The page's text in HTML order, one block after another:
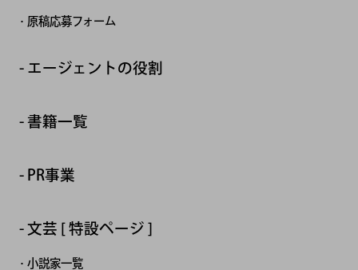
原稿応募フォーム
エージェントの役割
書籍一覧
PR事業
文芸 [ 特設ページ ]
小説家一覧